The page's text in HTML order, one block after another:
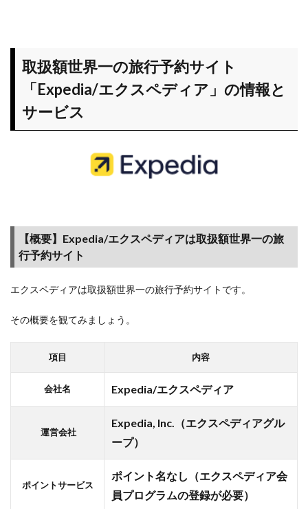
取扱額世界一の旅行予約サイト
「Expedia/エクスペディア」の情報と
サービス
【概要】Expedia/エクスペディアは取扱額世界一の旅
行予約サイト
エクスペディアは取扱額世界一の旅行予約サイトです。
その概要を観てみましょう。
項目 内容
会社名 Expedia/エクスペディア
運営会社
Expedia, Inc.（エクスペディアグル
ープ）
ポイントサービス
ポイント名なし（エクスペディア会
員プログラムの登録が必要）